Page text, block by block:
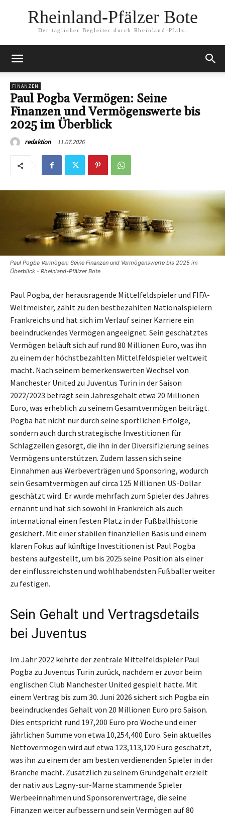
Rheinland-Pfälzer Bote
Der täglicher Begleiter durch Rheinland-Pfalz.
FINANZEN
Paul Pogba Vermögen: Seine
Finanzen und Vermögenswerte bis
2025 im Überblick
redaktion 11.07.2026
Paul Pogba Vermögen: Seine Finanzen und Vermögenswerte bis 2025 im
Überblick - Rheinland-Pfälzer Bote
Paul Pogba, der herausragende Mittelfeldspieler und FIFA-
Weltmeister, zählt zu den bestbezahlten Nationalspielern
Frankreichs und hat sich im Verlauf seiner Karriere ein
beeindruckendes Vermögen angeeignet. Sein geschätztes
Vermögen beläuft sich auf rund 80 Millionen Euro, was ihn
zu einem der höchstbezahlten Mittelfeldspieler weltweit
macht. Nach seinem bemerkenswerten Wechsel von
Manchester United zu Juventus Turin in der Saison
2022/2023 beträgt sein Jahresgehalt etwa 20 Millionen
Euro, was erheblich zu seinem Gesamtvermögen beiträgt.
Pogba hat nicht nur durch seine sportlichen Erfolge,
sondern auch durch strategische Investitionen für
Schlagzeilen gesorgt, die ihn in der Diversifizierung seines
Vermögens unterstützen. Zudem lassen sich seine
Einnahmen aus Werbeverträgen und Sponsoring, wodurch
sein Gesamtvermögen auf circa 125 Millionen US-Dollar
geschätzt wird. Er wurde mehrfach zum Spieler des Jahres
ernannt und hat sich sowohl in Frankreich als auch
international einen festen Platz in der Fußballhistorie
gesichert. Mit einer stabilen finanziellen Basis und einem
klaren Fokus auf künftige Investitionen ist Paul Pogba
bestens aufgestellt, um bis 2025 seine Position als einer
der einflussreichsten und wohlhabendsten Fußballer weiter
zu festigen.
Sein Gehalt und Vertragsdetails
bei Juventus
Im Jahr 2022 kehrte der zentrale Mittelfeldspieler Paul
Pogba zu Juventus Turin zurück, nachdem er zuvor beim
englischen Club Manchester United gespielt hatte. Mit
einem Vertrag bis zum 30. Juni 2026 sichert sich Pogba ein
beeindruckendes Gehalt von 20 Millionen Euro pro Saison.
Dies entspricht rund 197,200 Euro pro Woche und einer
jährlichen Summe von etwa 10,254,400 Euro. Sein aktuelles
Nettovermögen wird auf etwa 123,113,120 Euro geschätzt,
was ihn zu einem der am besten verdienenden Spieler in der
Branche macht. Zusätzlich zu seinem Grundgehalt erzielt
der nativ aus Lagny-sur-Marne stammende Spieler
Werbeeinnahmen und Sponsorenverträge, die seine
Finanzen weiter aufbessern und sein Vermögen auf 80